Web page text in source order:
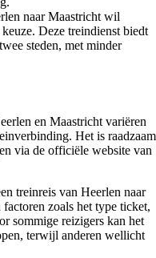
naar Maastricht wil
Deze treindienst biedt
steden, met minder
en Maastricht variëren
Het is raadzaam
via de officiële website van
treinreis van Heerlen naar
zoals het type ticket,
sommige reizigers kan het
terwijl anderen wellicht